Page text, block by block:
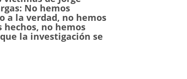
No hemos
a la verdad, no hemos
hechos, no hemos
la investigación se